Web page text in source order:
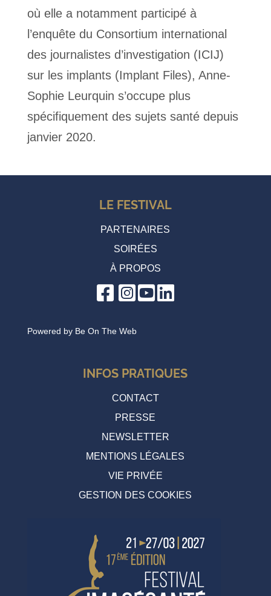
où elle a notamment participé à
l’enquête du Consortium international
des journalistes d’investigation (ICIJ)
sur les implants (Implant Files), Anne-
Sophie Leurquin s’occupe plus
spécifiquement des sujets santé depuis
janvier 2020.
LE FESTIVAL
PARTENAIRES
SOIRÉES
À PROPOS
Powered by Be On The Web
INFOS PRATIQUES
CONTACT
PRESSE
NEWSLETTER
MENTIONS LÉGALES
VIE PRIVÉE
GESTION DES COOKIES